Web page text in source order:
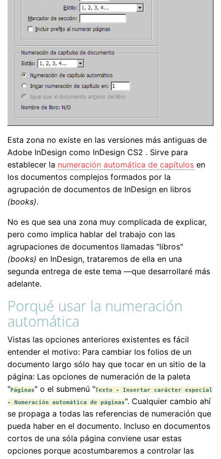
Esta zona no existe en las versiones más antiguas de
Adobe InDesign como InDesign CS2 . Sirve para
establecer la numeración automática de capítulos en
los documentos complejos formados por la
agrupación de documentos de InDesign en libros
(books).
No es que sea una zona muy complicada de explicar,
pero como implica hablar del trabajo con las
agrupaciones de documentos llamadas "libros"
(books) en InDesign, trataremos de ella en una
segunda entrega de este tema —que desarrollaré más
adelante.
Porqué usar la numeración
automática
Vistas las opciones anteriores existentes es fácil
entender el motivo: Para cambiar los folios de un
documento largo sólo hay que tocar en un sitio de la
página: Las opciones de numeración de la paleta
"Páginas" o el submenú "Texto - Insertar carácter especial
- Numeración automática de páginas". Cualquier cambio ahí
se propaga a todas las referencias de numeración que
pueda haber en el documento. Incluso en documentos
cortos de una sóla página conviene usar estas
opciones porque acostumbaremos a controlar las